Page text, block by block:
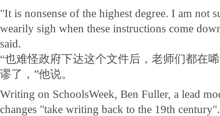
"It is nonsense of the highest degree. I am not
wearily sigh when these instructions come
said.
“也难怪政府下达这个文件后，老师们都在
谬了，”他说。
Writing on SchoolsWeek, Ben Fuller, a lead
changes "take writing back to the 19th century".